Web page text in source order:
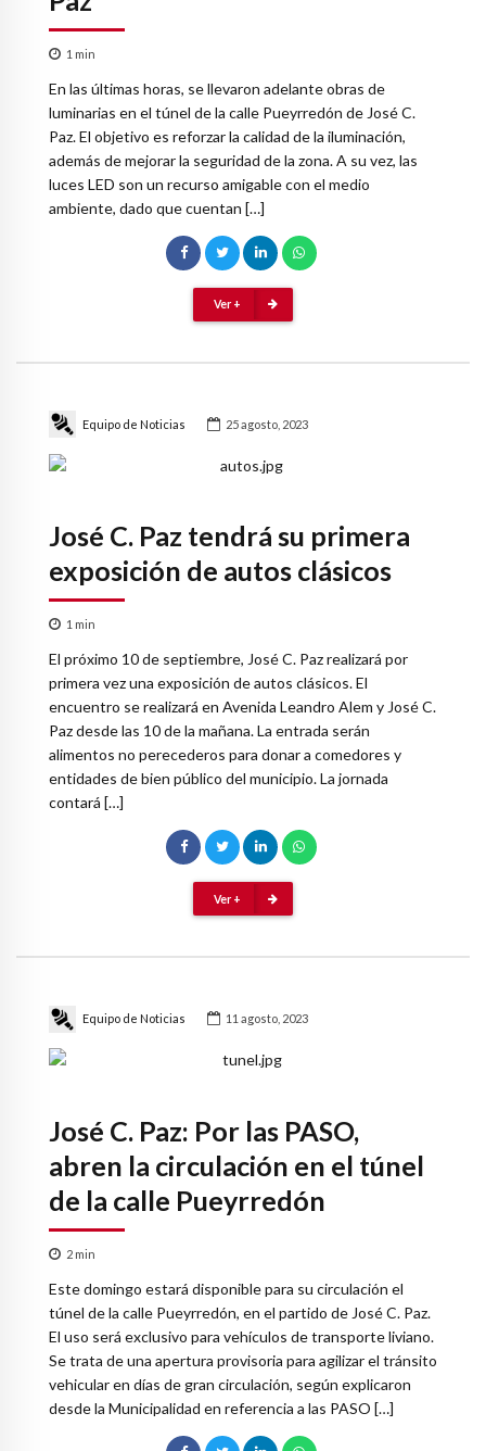
1 min
En las últimas horas, se llevaron adelante obras de
luminarias en el túnel de la calle Pueyrredón de José C.
Paz. El objetivo es reforzar la calidad de la iluminación,
además de mejorar la seguridad de la zona. A su vez, las
luces LED son un recurso amigable con el medio
ambiente, dado que cuentan […]
Ver +
Equipo de Noticias 25 agosto, 2023
José C. Paz tendrá su primera
exposición de autos clásicos
1 min
El próximo 10 de septiembre, José C. Paz realizará por
primera vez una exposición de autos clásicos. El
encuentro se realizará en Avenida Leandro Alem y José C.
Paz desde las 10 de la mañana. La entrada serán
alimentos no perecederos para donar a comedores y
entidades de bien público del municipio. La jornada
contará […]
Ver +
Equipo de Noticias 11 agosto, 2023
José C. Paz: Por las PASO,
abren la circulación en el túnel
de la calle Pueyrredón
2 min
Este domingo estará disponible para su circulación el
túnel de la calle Pueyrredón, en el partido de José C. Paz.
El uso será exclusivo para vehículos de transporte liviano.
Se trata de una apertura provisoria para agilizar el tránsito
vehicular en días de gran circulación, según explicaron
desde la Municipalidad en referencia a las PASO […]